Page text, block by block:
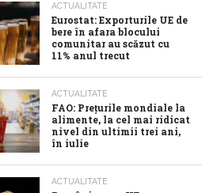
ACTUALITATE
Eurostat: Exporturile UE de
bere în afara blocului
comunitar au scăzut cu
11% anul trecut
ACTUALITATE
FAO: Prețurile mondiale la
alimente, la cel mai ridicat
nivel din ultimii trei ani,
în iulie
ACTUALITATE